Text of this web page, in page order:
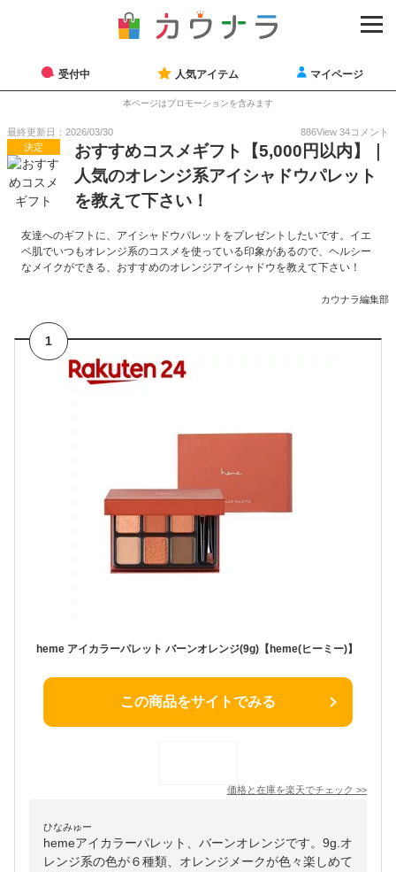
受付中 人気アイテム マイページ
本ページはプロモーションを含みます
最終更新日：2026/03/30 886View 34コメント
決定
おすすめコスメギフト【5,000円以内】｜
人気のオレンジ系アイシャドウパレット
を教えて下さい！
友達へのギフトに、アイシャドウパレットをプレゼントしたいです。イエ
ベ肌でいつもオレンジ系のコスメを使っている印象があるので、ヘルシー
なメイクができる、おすすめのオレンジアイシャドウを教えて下さい！
カウナラ編集部
1
heme アイカラーパレット バーンオレンジ(9g)【heme(ヒーミー)】
この商品をサイトでみる
価格と在庫を楽天でチェック >>
ひなみゅー
hemeアイカラーパレット、バーンオレンジです。9g.オ
レンジ系の色が６種類、オレンジメークが色々楽しめて